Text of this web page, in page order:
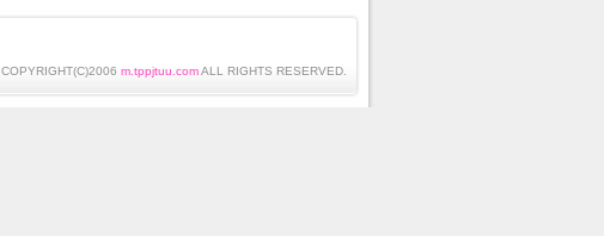
COPYRIGHT(C)2006 m.tppjtuu.comALL RIGHTS RESERVED.